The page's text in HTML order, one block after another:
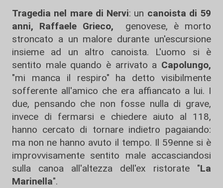
Tragedia nel mare di Nervi: un canoista di 59
anni, Raffaele Grieco,
genovese, è morto
stroncato a un malore durante un'escursione
insieme ad un altro canoista. L'uomo si è
sentito male quando è arrivato a Capolungo,
"mi manca il respiro" ha detto visibilmente
sofferente all'amico che era affiancato a lui. I
due, pensando che non fosse nulla di grave,
invece di fermarsi e chiedere aiuto al 118,
hanno cercato di tornare indietro pagaiando:
ma non ne hanno avuto il tempo. Il 59enne si è
improvvisamente sentito male accasciandosi
sulla canoa all'altezza dell'ex ristorate "La
Marinella".